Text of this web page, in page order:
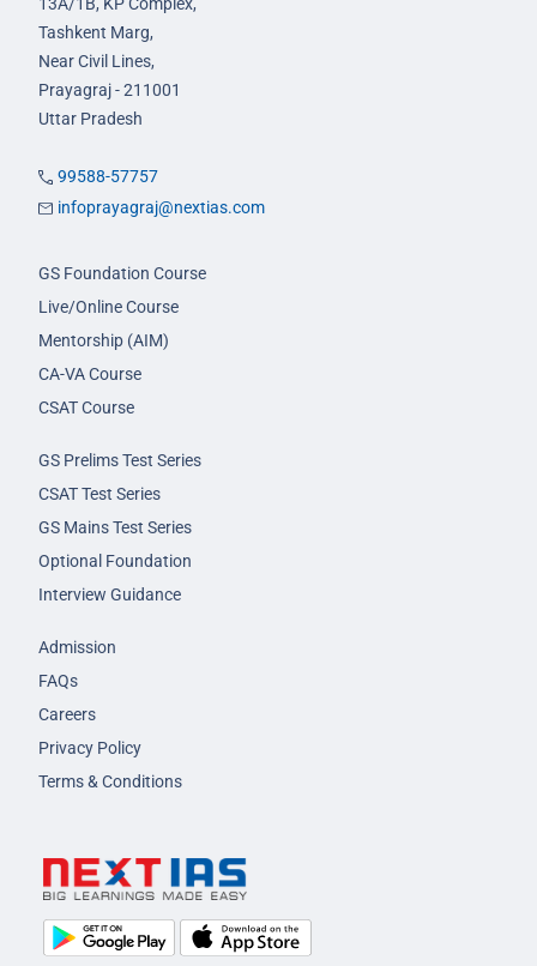
Tashkent Marg,
Near Civil Lines,
Prayagraj - 211001
Uttar Pradesh
99588-57757
infoprayagraj@nextias.com
GS Foundation Course
Live/Online Course
Mentorship (AIM)
CA-VA Course
CSAT Course
GS Prelims Test Series
CSAT Test Series
GS Mains Test Series
Optional Foundation
Interview Guidance
Admission
FAQs
Careers
Privacy Policy
Terms & Conditions